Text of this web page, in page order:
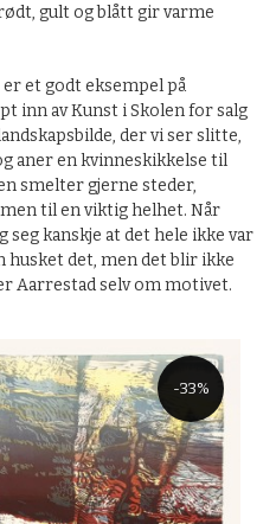
gult og blått gir varme
er et godt eksempel på
inn av Kunst i Skolen for salg
der vi ser slitte,
aner en kvinneskikkelse til
smelter gjerne steder,
til en viktig helhet. Når
kanskje at det hele ikke var
det, men det blir ikke
Aarrestad selv om motivet.
-33%